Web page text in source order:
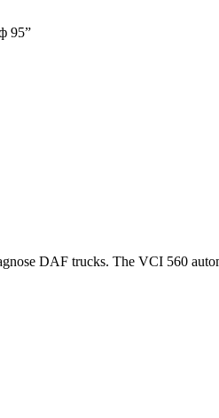
95”
DAF trucks. The VCI 560